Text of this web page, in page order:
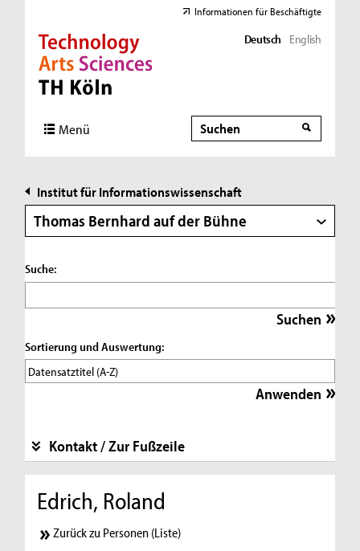
Direkt zur Hauptnavigation
Direkt zur Subnavigation
Direkt zum Inhalt
Direkt zum Fußbereich
Informationen für Beschäftigte
Deutsch English
Menü Suche
Suche
Institut für Informationswissenschaft
Thomas Bernhard auf der Bühne
Suche:
Sortierung und Auswertung:
Kontakt / Zur Fußzeile
Edrich, Roland
Zurück zu Personen (Liste)